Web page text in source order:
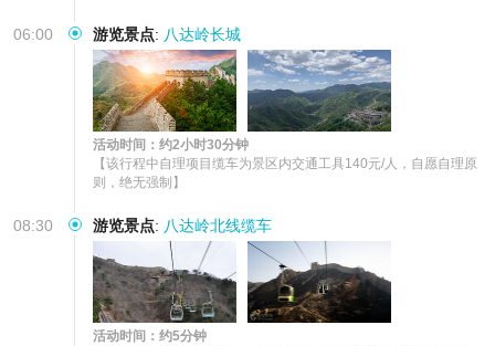
06:00 游览景点: 八达岭长城
活动时间：约2小时30分钟
【该行程中自理项目缆车为景区内交通工具140元/人，自愿自理原
则，绝无强制】
08:30 游览景点: 八达岭北线缆车
活动时间：约5分钟